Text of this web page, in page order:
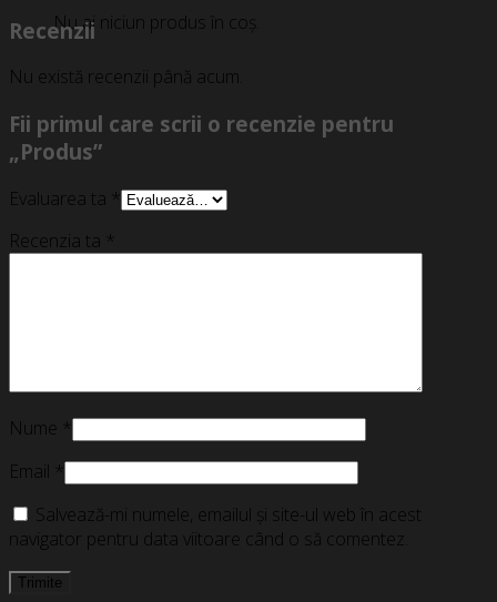
Nu ai niciun produs în coș.
Recenzii
Nu există recenzii până acum.
Fii primul care scrii o recenzie pentru
„Produs”
Evaluarea ta *
Recenzia ta *
Nume *
Email *
Salvează-mi numele, emailul și site-ul web în acest
navigator pentru data viitoare când o să comentez.